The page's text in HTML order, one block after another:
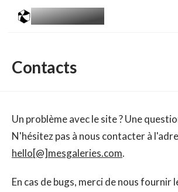
MESGALERIES
Contacts
Un problème avec le site ? Une
N'hésitez pas à nous contacter à
hello[@]mesgaleries.com.
En cas de bugs, merci de nous fournir